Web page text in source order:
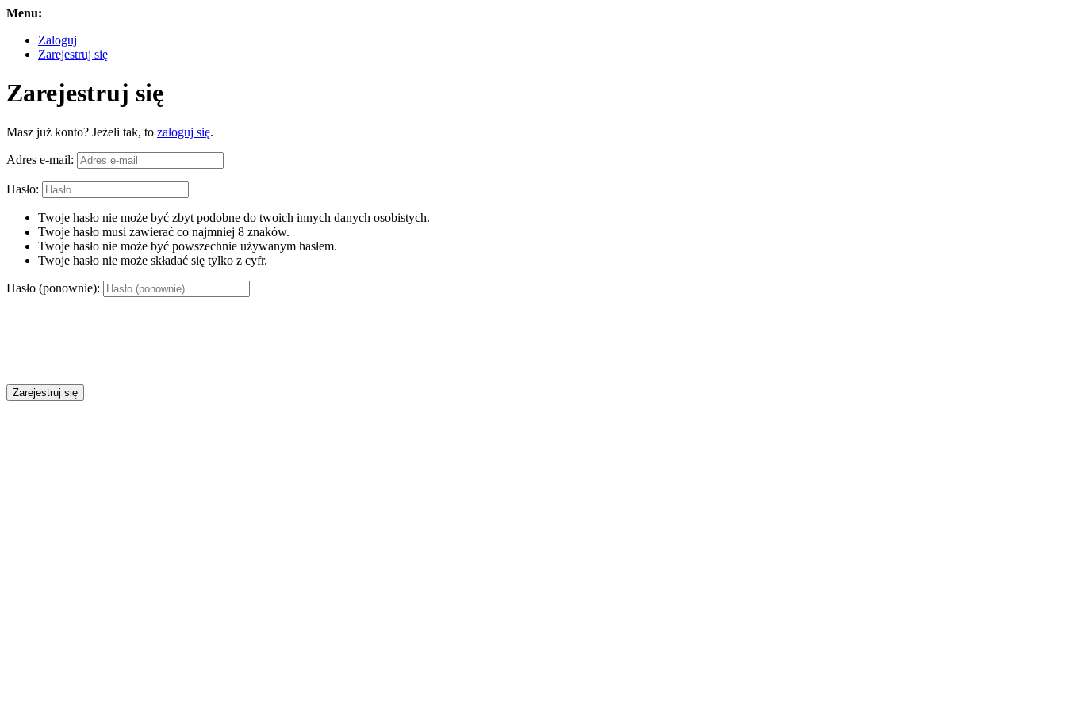
Menu:
Zaloguj
Zarejestruj się
Zarejestruj się
Masz już konto? Jeżeli tak, to zaloguj się.
Adres e-mail:
Hasło:
Twoje hasło nie może być zbyt podobne do twoich innych danych osobistych.
Twoje hasło musi zawierać co najmniej 8 znaków.
Twoje hasło nie może być powszechnie używanym hasłem.
Twoje hasło nie może składać się tylko z cyfr.
Hasło (ponownie):
Zarejestruj się